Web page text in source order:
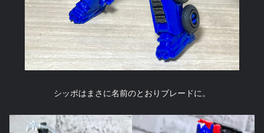
シッポはまさに名前のとおりブレードに。